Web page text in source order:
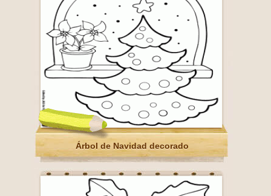
Árbol de Navidad decorado